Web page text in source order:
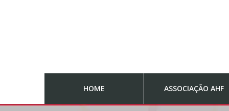
HOME ASSOCIAÇÃO AHF